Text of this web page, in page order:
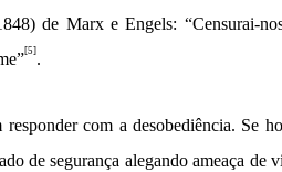
de Marx e Engels: “Censurai-
[5] .
responder com a desobediência. Se
de segurança alegando ameaça de